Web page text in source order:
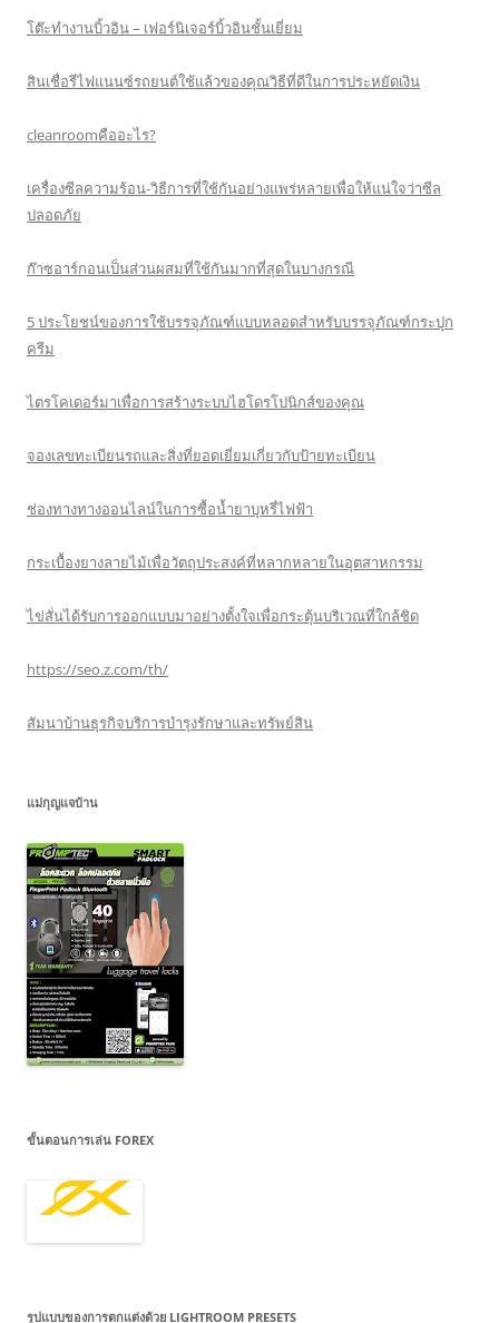
โต๊ะทำงานบิ้วอิน – เฟอร์นิเจอร์บิ้วอินชั้นเยี่ยม
สินเชื่อรีไฟแนนซ์รถยนต์ใช้แล้วของคุณวิธีที่ดีในการประหยัดเงิน
cleanroomคืออะไร?
เครื่องซีลความร้อน-วิธีการที่ใช้กันอย่างแพร่หลายเพื่อให้แน่ใจว่าซีล
ปลอดภัย
ก๊าซอาร์กอนเป็นส่วนผสมที่ใช้กันมากที่สุดในบางกรณี
5 ประโยชน์ของการใช้บรรจุภัณฑ์แบบหลอดสำหรับบรรจุภัณฑ์กระปุก
ครีม
ไตรโคเดอร์มาเพื่อการสร้างระบบไฮโดรโปนิกส์ของคุณ
จองเลขทะเบียนรถและสิ่งที่ยอดเยี่ยมเกี่ยวกับป้ายทะเบียน
ช่องทางทางออนไลน์ในการซื้อน้ำยาบุหรี่ไฟฟ้า
กระเบื้องยางลายไม้เพื่อวัตถุประสงค์ที่หลากหลายในอุตสาหกรรม
ไข่สั่นได้รับการออกแบบมาอย่างตั้งใจเพื่อกระตุ้นบริเวณที่ใกล้ชิด
https://seo.z.com/th/
สัมนาบ้านธุรกิจบริการบำรุงรักษาและทรัพย์สิน
แม่กุญแจบ้าน
ขั้นตอนการเล่น FOREX
รูปแบบของการตกแต่งด้วย LIGHTROOM PRESETS